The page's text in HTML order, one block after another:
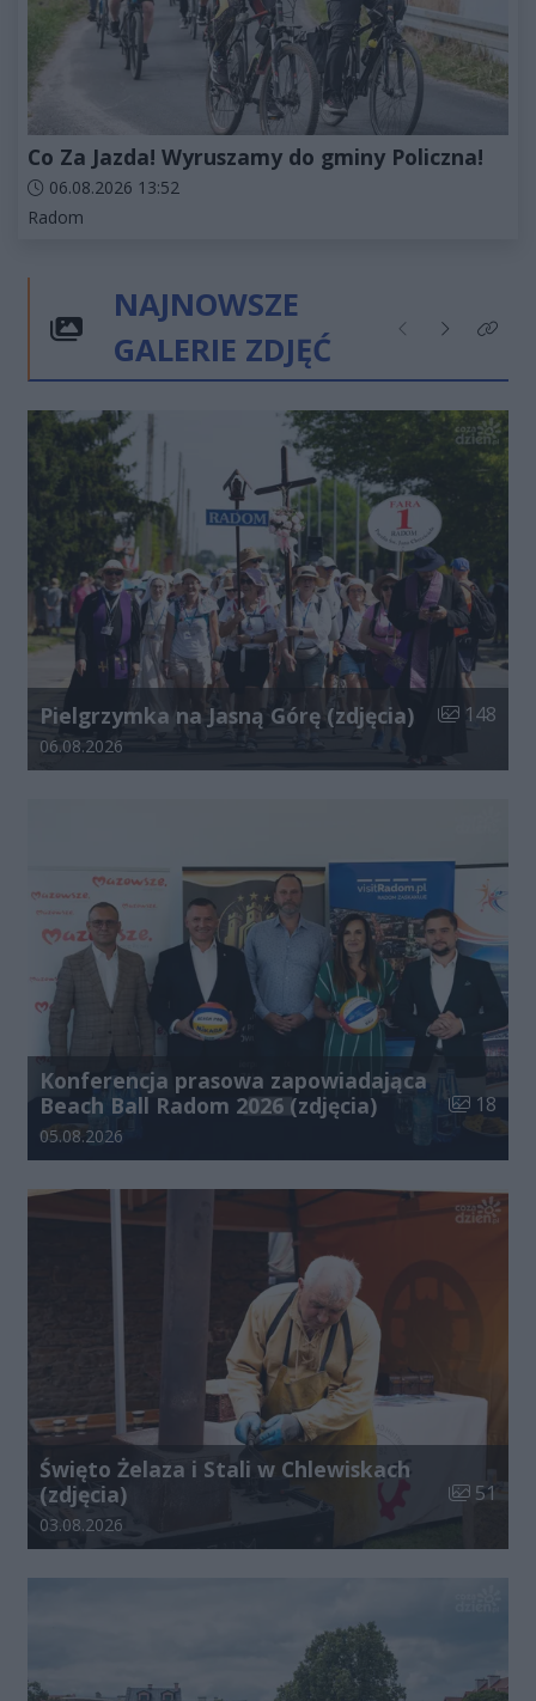
Co Za Jazda! Wyruszamy do gminy Policzna!
Data dodania artykułu:
06.08.2026 13:52
Kategorie artykułu:
Radom
NAJNOWSZE
GALERIE ZDJĘĆ
Poprzednie
NastępneKliknij
Pielgrzymka na Jasną Górę (zdjęcia) Liczba
148
Data dodania galerii:
06.08.2026
Konferencja prasowa zapowiadająca
Beach Ball Radom 2026 (zdjęcia)
Liczba
18
Data dodania galerii:
05.08.2026
Święto Żelaza i Stali w Chlewiskach
(zdjęcia)
Liczba
51
Data dodania galerii:
03.08.2026